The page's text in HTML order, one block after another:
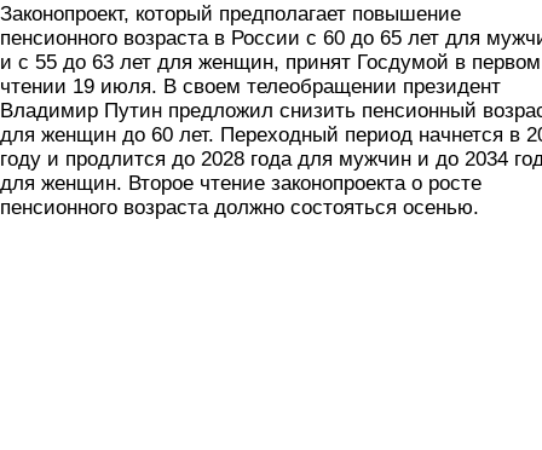
Законопроект, который предполагает повышение
пенсионного возраста в России с 60 до 65 лет для
и с 55 до 63 лет для женщин, принят Госдумой в первом
чтении 19 июля. В своем телеобращении президент
Владимир Путин предложил снизить пенсионный
для женщин до 60 лет. Переходный период начнется в
году и продлится до 2028 года для мужчин и до 2034
для женщин. Второе чтение законопроекта о росте
пенсионного возраста должно состояться осенью.